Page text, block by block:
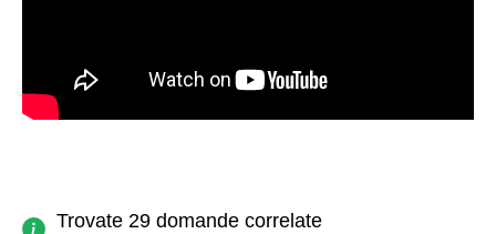
Trovate 29 domande correlate